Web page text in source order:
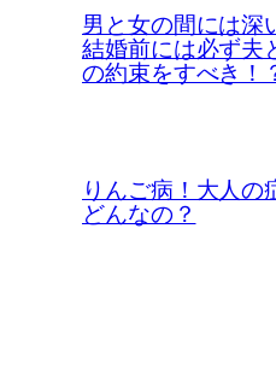
男と女の間には深
結婚前には必ず夫
の約束をすべき！
りんご病！大人の
どんなの？